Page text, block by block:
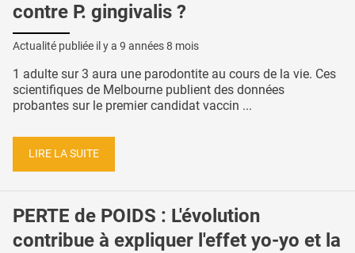
contre P. gingivalis ?
Actualité publiée il y a 9 années 8 mois
1 adulte sur 3 aura une parodontite au cours de la vie. Ces
scientifiques de Melbourne publient des données
probantes sur le premier candidat vaccin ...
LIRE LA SUITE
PERTE de POIDS : L'évolution
contribue à expliquer l'effet yo-yo et la